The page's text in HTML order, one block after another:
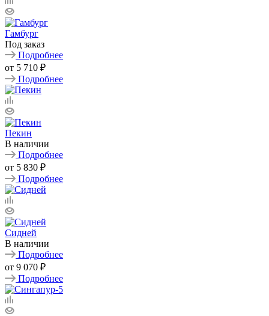
Гамбург
Под заказ
Подробнее
от 5 710 ₽
Подробнее
Пекин
В наличии
Подробнее
от 5 830 ₽
Подробнее
Сидней
В наличии
Подробнее
от 9 070 ₽
Подробнее